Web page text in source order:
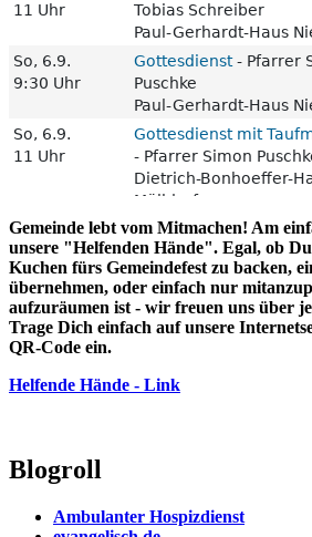
Gemeinde lebt vom Mitmachen! Am
unsere "Helfenden Hände". Egal, ob
Kuchen fürs Gemeindefest zu backen,
übernehmen, oder einfach nur
aufzuräumen ist - wir freuen uns über
Trage Dich einfach auf unsere
QR-Code ein.
Helfende Hände - Link
Blogroll
Ambulanter Hospizdienst